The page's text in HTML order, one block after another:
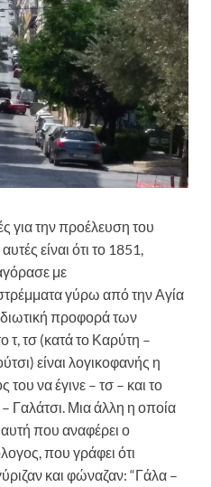
για την προέλευση του
είναι ότι το 1851,
με
γύρω από την Αγία
προφορά των
τσ (κατά το Καρύτη –
είναι λογικοφανής η
να έγινε – τσ – και το
Γαλάτσι. Μια άλλη η οποία
αυτή που αναφέρει ο
που γράφει ότι
και φώναζαν: “Γάλα –